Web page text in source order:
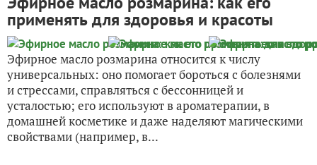
применять для здоровья и красоты
Эфирное масло розмарина относится к числу
универсальных: оно помогает бороться с болезнями
и стрессами, справляться с бессонницей и
усталостью; его используют в ароматерапии, в
домашней косметике и даже наделяют магическими
свойствами (например, в...